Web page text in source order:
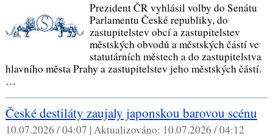
Prezident ČR vyhlásil volby do Senátu
Parlamentu České republiky, do
zastupitelstev obcí a zastupitelstev
městských obvodů a městských částí ve
statutárních městech a do zastupitelstva
hlavního města Prahy a zastupitelstev jeho městských částí.
…
České destiláty zaujaly japonskou barovou scénu
10.07.2026 / 04:07 |Aktualizováno: 10.07.2026 / 04:12